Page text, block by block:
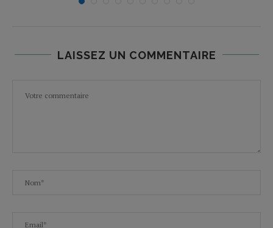
LAISSEZ UN COMMENTAIRE